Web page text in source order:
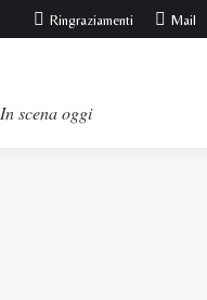
Ringraziamenti Mail
In scena oggi